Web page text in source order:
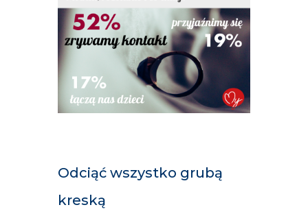
Odciąć wszystko grubą
kreską